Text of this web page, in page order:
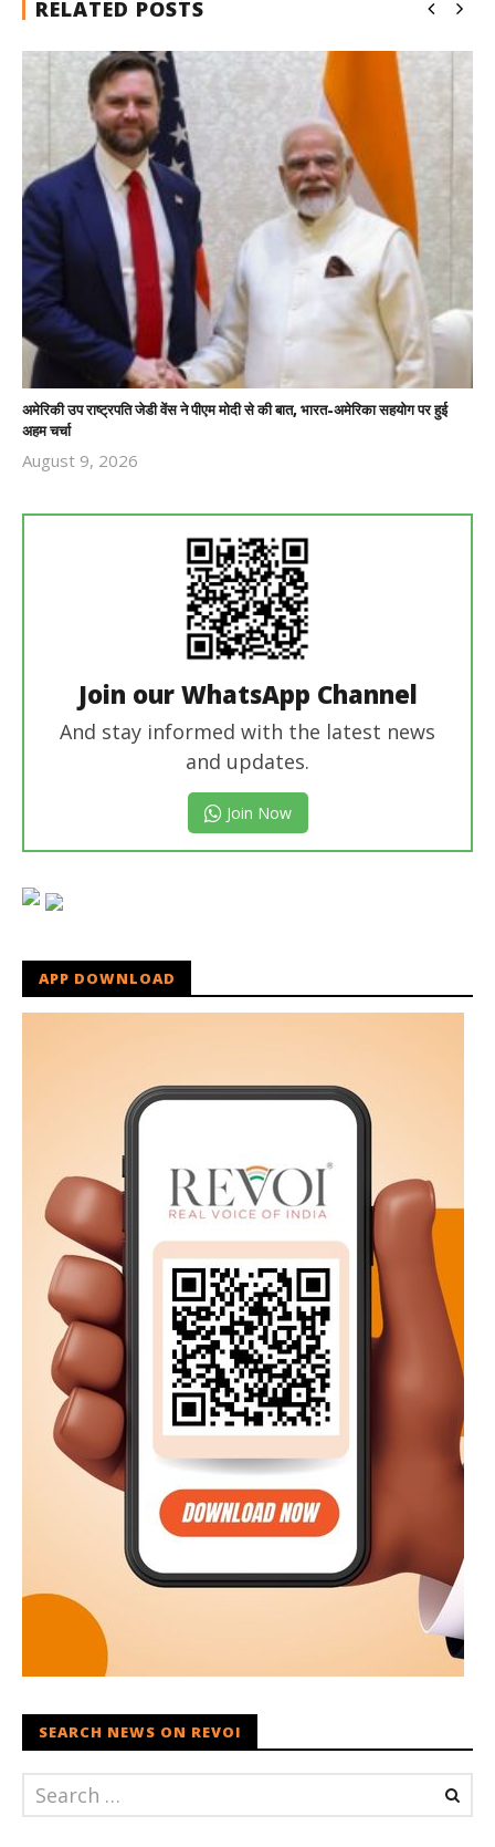
RELATED POSTS
अमेरिकी उप राष्ट्रपति जेडी वेंस ने पीएम मोदी से की बात, भारत-अमेरिका सहयोग पर हुई
अहम चर्चा
August 9, 2026
Join our WhatsApp Channel
And stay informed with the latest news
and updates.
Join Now
APP DOWNLOAD
SEARCH NEWS ON REVOI